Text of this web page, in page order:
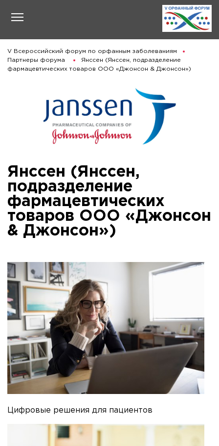
V Всероссийский форум по орфанным заболеваниям
Партнеры форума
Янссен (Янссен, подразделение
фармацевтических товаров ООО «Джонсон & Джонсон»)
Янссен (Янссен,
подразделение
фармацевтических
товаров ООО «Джонсон
& Джонсон»)
Цифровые решения для пациентов